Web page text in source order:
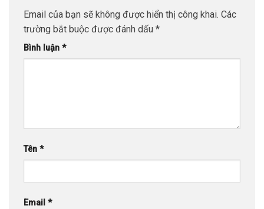
Email của bạn sẽ không được hiển thị công khai. Các
trường bắt buộc được đánh dấu *
Bình luận *
Tên *
Email *